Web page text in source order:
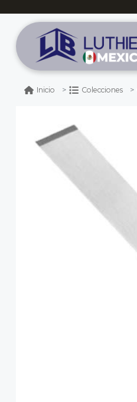
Inicio Colecciones